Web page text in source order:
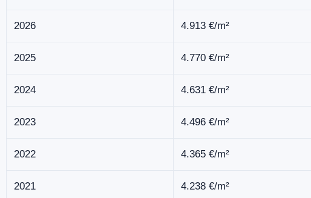
2026 4.913 €/m²
2025 4.770 €/m²
2024 4.631 €/m²
2023 4.496 €/m²
2022 4.365 €/m²
2021 4.238 €/m²